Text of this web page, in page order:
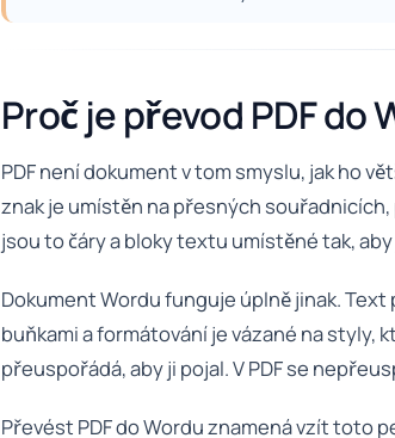
Proč je převod PDF do
PDF není dokument v tom smyslu, jak ho
znak je umístěn na přesných
jsou to čáry a bloky textu umístěné tak,
Dokument Wordu funguje úplně jinak.
buňkami a formátování je vázané na styly,
přeuspořádá, aby ji pojal. V PDF se
Převést PDF do Wordu znamená vzít toto